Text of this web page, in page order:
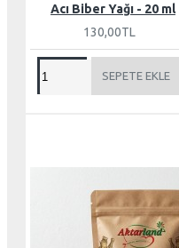
Acı Biber Yağı - 20 ml
130,00TL
SEPETE EKLE